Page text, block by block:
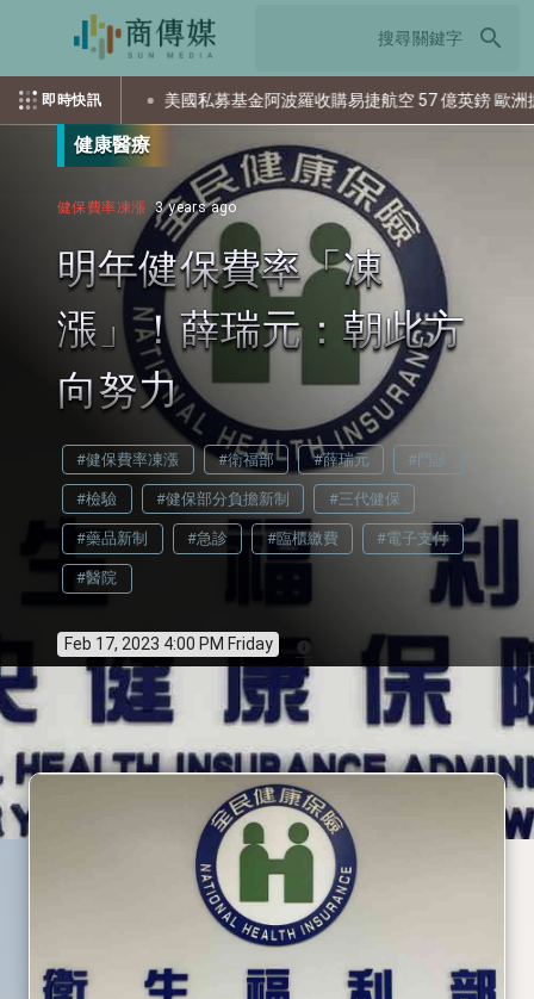
search
即時快訊
美國私募基金阿波羅收購易捷航空 57 億英鎊 歐洲擴張引市場
健康醫療
健保費率凍漲 3 years ago
明年健保費率「凍
漲」！薛瑞元：朝此方
向努力
#健保費率凍漲 #衛福部 #薛瑞元 #門診
#檢驗 #健保部分負擔新制 #三代健保
#藥品新制 #急診 #臨櫃繳費 #電子支付
#醫院
Feb 17, 2023 4:00 PM Friday info